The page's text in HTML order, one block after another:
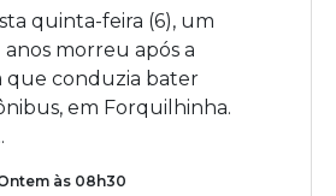
quinta-feira (6), um
anos morreu após a
que conduzia bater
em Forquilhinha.
às 08h30